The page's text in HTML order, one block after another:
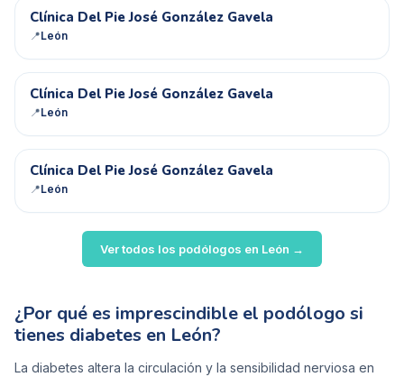
CD
Clínica Del Pie José González Gavela
📍León
CD
Clínica Del Pie José González Gavela
📍León
CD
Clínica Del Pie José González Gavela
📍León
Ver todos los podólogos en León →
¿Por qué es imprescindible el podólogo si
tienes diabetes en León?
La diabetes altera la circulación y la sensibilidad nerviosa en